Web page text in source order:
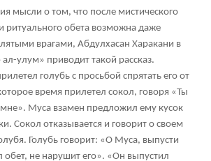
мысли о том, что после мистического
ритуального обета возможна даже
врагами, Абдулхасан Харакани в
улум» приводит такой рассказ.
голубь с просьбой спрятать его от
время прилетел сокол, говоря «Ты
Муса взамен предложил ему кусок
Сокол отказывается и говорит о своем
Голубь говорит: «О Муса, выпусти
обет, не нарушит его». «Он выпустил